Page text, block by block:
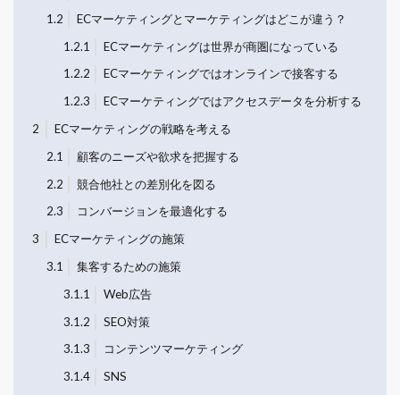
1.2
ECマーケティングとマーケティングはどこが違う？
1.2.1
ECマーケティングは世界が商圏になっている
1.2.2
ECマーケティングではオンラインで接客する
1.2.3
ECマーケティングではアクセスデータを分析する
2
ECマーケティングの戦略を考える
2.1
顧客のニーズや欲求を把握する
2.2
競合他社との差別化を図る
2.3
コンバージョンを最適化する
3
ECマーケティングの施策
3.1
集客するための施策
3.1.1
Web広告
3.1.2
SEO対策
3.1.3
コンテンツマーケティング
3.1.4
SNS